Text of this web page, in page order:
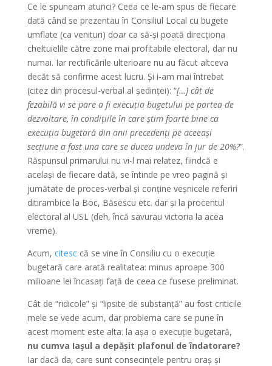
Ce le spuneam atunci? Ceea ce le-am spus de fiecare
dată când se prezentau în Consiliul Local cu bugete
umflate (ca venituri) doar ca să-și poată direcționa
cheltuielile către zone mai profitabile electoral, dar nu
numai. Iar rectificările ulterioare nu au făcut altceva
decăt să confirme acest lucru. Și i-am mai întrebat
(citez din procesul-verbal al ședinței): “[…] cât de
fezabilă vi se pare a fi execuția bugetului pe partea de
dezvoltare, în condițiile în care știm foarte bine ca
execuția bugetară din anii precedenți pe aceeași
secțiune a fost una care se ducea undeva în jur de 20%?“.
Răspunsul primarului nu vi-l mai relatez, fiindcă e
același de fiecare dată, se întinde pe vreo pagină și
jumătate de proces-verbal și conține veșnicele referiri
ditirambice la Boc, Băsescu etc. dar și la procentul
electoral al USL (deh, încă savurau victoria la acea
vreme).
Acum, citesccă se vine în Consiliu cu o execuție
bugetară care arată realitatea: minus aproape 300
milioane lei încasați față de ceea ce fusese preliminat.
Cât de “ridicole” și “lipsite de substanță” au fost criticile
mele se vede acum, dar problema care se pune în
acest moment este alta: la așa o execuție bugetară,
nu cumva Iașul a depășit plafonul de îndatorare?
Iar dacă da, care sunt consecințele pentru oraș și